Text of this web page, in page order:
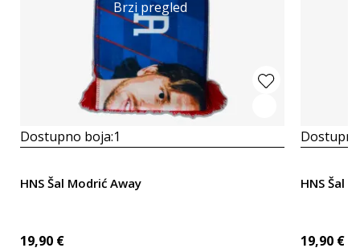
Brzi pregled
Dostupno boja:1
HNS Šal Modrić Away
19,90 €
HNS Šal
19,90 €